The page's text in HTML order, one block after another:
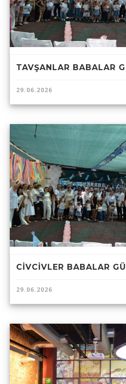
TAVŞANLAR BABALAR
29.06.2026
CİVCİVLER BABALAR
29.06.2026